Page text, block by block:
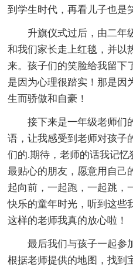
到学生时代，再看儿子也是
升旗仪式过后，由二年
和我们家长走上红毯，并以
来。孩子们的笑脸给我留下
是因为心理很踏实！那是因
生而骄傲和自豪！
接下来是一年级老师们
语，让我感受到老师对孩子
们的.期待，老师的话我记
最贴心的朋友，愿意用自己
起向前，一起跑，一起跳，
快乐的童年时光，听到这些
这样的老师我真的放心啦！
最后我们与孩子一起参
根据老师提供的地图，找到